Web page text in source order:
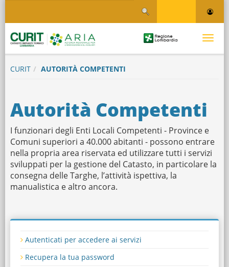
principale
Toggle
Logo
Logo
Regione
CURIT AUTORITÀ COMPETENTI
Autorità Competenti
I funzionari degli Enti Locali Competenti - Province e
Comuni superiori a 40.000 abitanti - possono entrare
nella propria area riservata ed utilizzare tutti i servizi
sviluppati per la gestione del Catasto, in particolare la
consegna delle Targhe, l’attività ispettiva, la
manualistica e altro ancora.
Autenticati per accedere ai servizi
Recupera la tua password